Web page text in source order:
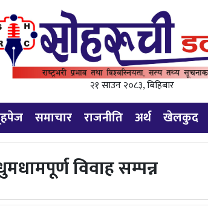
२१ साउन २०८३, बिहिबार
समाचार राजनीति अर्थ खेलकुद
विवाह सम्पन्न